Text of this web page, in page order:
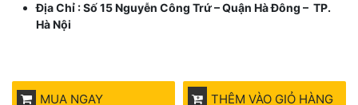
Địa Chỉ : Số 15 Nguyễn Công Trứ – Quận Hà Đông – TP.
Hà Nội
MUA NGAY THÊM VÀO GIỎ HÀNG